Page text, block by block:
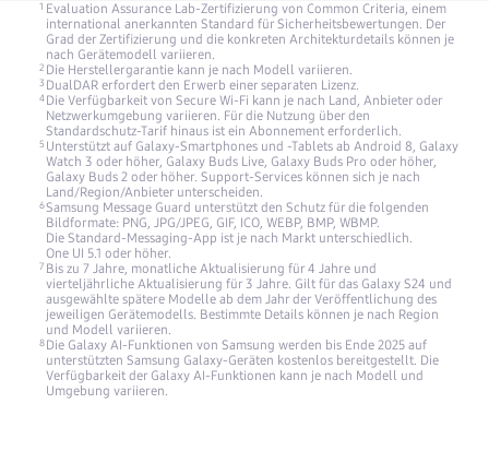
Evaluation Assurance Lab-Zertifizierung von Common Criteria, einem
international anerkannten Standard für Sicherheitsbewertungen. Der
Grad der Zertifizierung und die konkreten Architekturdetails können je
nach Gerätemodell variieren.
Die Herstellergarantie kann je nach Modell variieren.
DualDAR erfordert den Erwerb einer separaten Lizenz.
Die Verfügbarkeit von Secure Wi-Fi kann je nach Land, Anbieter oder
Netzwerkumgebung variieren. Für die Nutzung über den
Standardschutz-Tarif hinaus ist ein Abonnement erforderlich.
Unterstützt auf Galaxy-Smartphones und -Tablets ab Android 8, Galaxy
Watch 3 oder höher, Galaxy Buds Live, Galaxy Buds Pro oder höher,
Galaxy Buds 2 oder höher. Support-Services können sich je nach
Land/Region/Anbieter unterscheiden.
Samsung Message Guard unterstützt den Schutz für die folgenden
Bildformate: PNG, JPG/JPEG, GIF, ICO, WEBP, BMP, WBMP.
Die Standard-Messaging-App ist je nach Markt unterschiedlich.
One UI 5.1 oder höher.
Bis zu 7 Jahre, monatliche Aktualisierung für 4 Jahre und
vierteljährliche Aktualisierung für 3 Jahre. Gilt für das Galaxy S24 und
ausgewählte spätere Modelle ab dem Jahr der Veröffentlichung des
jeweiligen Gerätemodells. Bestimmte Details können je nach Region
und Modell variieren.
Die Galaxy AI-Funktionen von Samsung werden bis Ende 2025 auf
unterstützten Samsung Galaxy-Geräten kostenlos bereitgestellt. Die
Verfügbarkeit der Galaxy AI-Funktionen kann je nach Modell und
Umgebung variieren.